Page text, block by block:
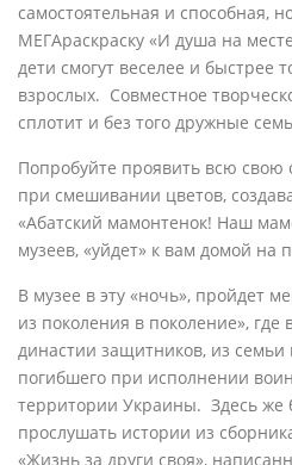
самостоятельная и способная,
МЕГАраскраску «И душа на
дети смогут веселее и быстрее
взрослых. Совместное
сплотит и без того дружные
Попробуйте проявить всю свою
при смешивании цветов,
«Абатский мамонтенок! Наш
музеев, «уйдет» к вам домой на
В музее в эту «ночь», пройдет
из поколения в поколение»,
династии защитников, из семьи
погибшего при исполнении
территории Украины. Здесь же
прослушать истории из
«Жизнь за други своя»,